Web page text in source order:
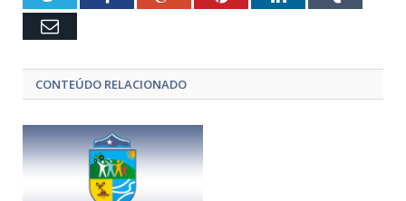
Email
CONTEÚDO RELACIONADO